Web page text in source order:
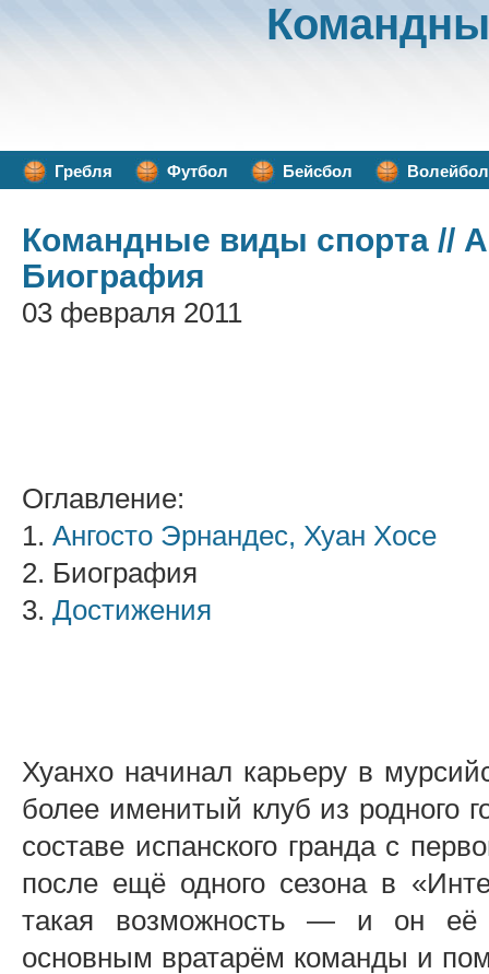
Гребля Футбол Бейсбол Волейбол
Командные виды спорта //
Биография
03 февраля 2011
Оглавление:
1. Ангосто Эрнандес, Хуан Хосе
2. Биография
3. Достижения
Хуанхо начинал карьеру в
более именитый клуб из родного
составе испанского гранда с
после ещё одного сезона в
такая возможность — и он её
основным вратарём команды и